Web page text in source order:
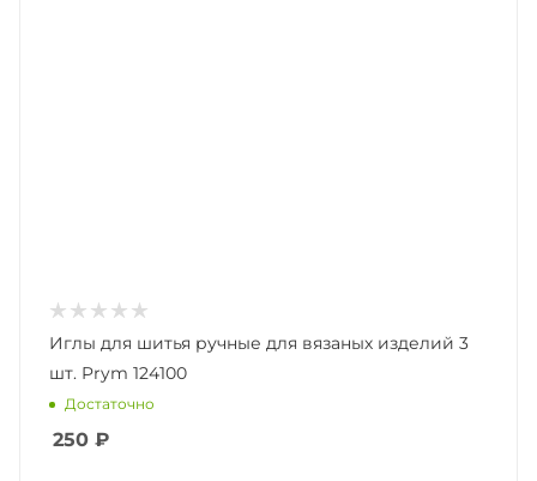
Иглы для шитья ручные для вязаных изделий 3
шт. Prym 124100
Достаточно
250 ₽